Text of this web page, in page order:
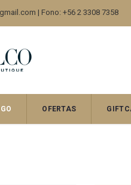
| Fono: +56 2 3308 7358
OFERTAS